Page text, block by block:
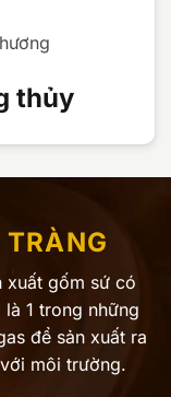
thủy
xuất gốm sứ có
1 trong những
để sản xuất ra
môi trường.